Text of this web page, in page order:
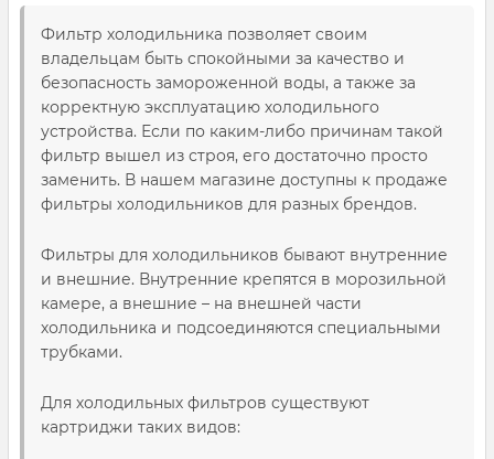
Фильтр холодильника позволяет своим
владельцам быть спокойными за качество и
безопасность замороженной воды, а также за
корректную эксплуатацию холодильного
устройства. Если по каким-либо причинам такой
фильтр вышел из строя, его достаточно просто
заменить. В нашем магазине доступны к продаже
фильтры холодильников для разных брендов.
Фильтры для холодильников бывают внутренние
и внешние. Внутренние крепятся в морозильной
камере, а внешние – на внешней части
холодильника и подсоединяются специальными
трубками.
Для холодильных фильтров существуют
картриджи таких видов: